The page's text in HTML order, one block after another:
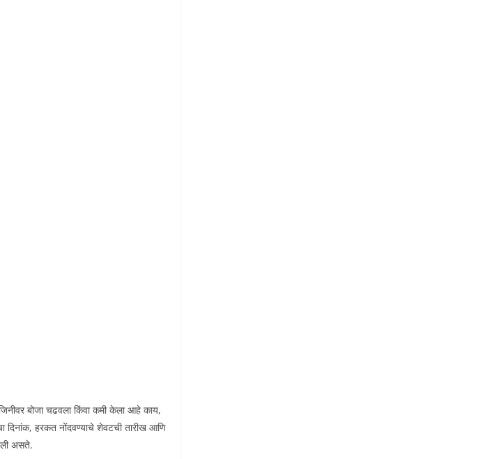
बोजा चढवला किंवा कमी केला आहे काय,
दिनांक, हरकत नोंदवण्याचे शेवटची तारीख आणि
असते.